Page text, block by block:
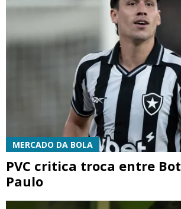
MERCADO DA BOLA
PVC critica troca entre
Paulo